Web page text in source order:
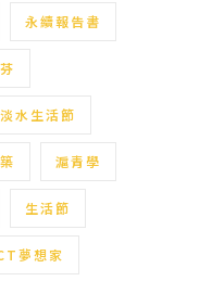
永續報告書
淡水生活節
滬青學
生活節
夢想家